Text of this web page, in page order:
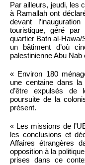
Par ailleurs, jeudi, les
à Ramallah ont
devant
touristique, géré
quartier Batn al-
un bâtiment d’où
palestinienne Abu
« Environ 180
une centaine dans
d’être expulsés de
poursuite de la
présent.
« Les missions de
les conclusions et
Affaires étrangères
opposition à la
prises dans ce